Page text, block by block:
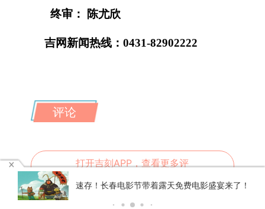
终审： 陈尤欣
吉网新闻热线：0431-82902222
评论
打开吉刻APP，查看更多评